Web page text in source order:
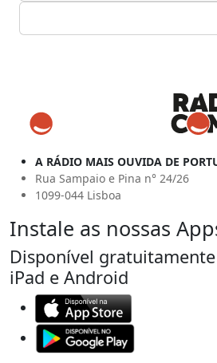
A RÁDIO MAIS OUVIDA DE
Rua Sampaio e Pina n° 24/26
1099-044 Lisboa
Instale as nossas
Disponível
iPad e Android